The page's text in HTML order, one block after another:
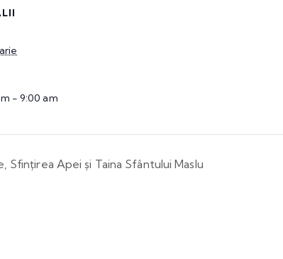
- 9:00 am
Sfințirea Apei și Taina Sfântului Maslu